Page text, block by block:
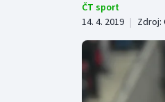
Cyklistika
ČT sport
14. 4. 2019 | Zdroj: